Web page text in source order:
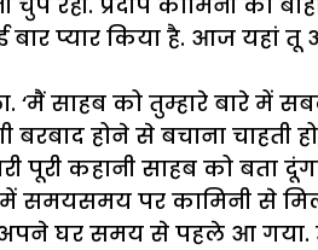
प्यार किया है. आज यहां तू
‘मैं साहब को तुम्हारे बारे में
बरबाद होने से बचाना
पूरी कहानी साहब को बता
में समयसमय पर कामिनी से
घर समय से पहले आ गया.